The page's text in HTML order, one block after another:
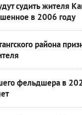
судить жителя
в 2006 году
района
фельдшера в